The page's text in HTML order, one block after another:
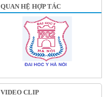
QUAN HỆ HỢP TÁC
VIDEO CLIP